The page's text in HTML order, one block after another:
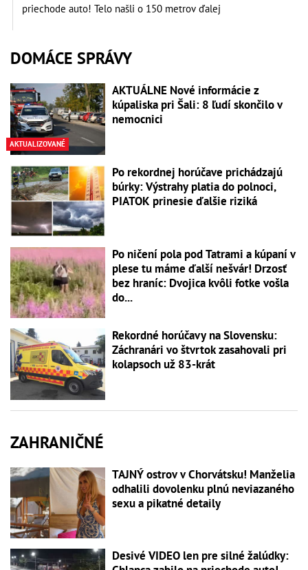
priechode auto! Telo našli o 150 metrov ďalej
DOMÁCE SPRÁVY
AKTUALIZOVANÉ
AKTUÁLNE Nové informácie z
kúpaliska pri Šali: 8 ľudí skončilo v
nemocnici
Po rekordnej horúčave prichádzajú
búrky: Výstrahy platia do polnoci,
PIATOK prinesie ďalšie riziká
Po ničení pola pod Tatrami a kúpaní v
plese tu máme ďalší nešvár! Drzosť
bez hraníc: Dvojica kvôli fotke vošla
do...
Rekordné horúčavy na Slovensku:
Záchranári vo štvrtok zasahovali pri
kolapsoch už 83-krát
ZAHRANIČNÉ
TAJNÝ ostrov v Chorvátsku! Manželia
odhalili dovolenku plnú neviazaného
sexu a pikatné detaily
Desivé VIDEO len pre silné žalúdky: